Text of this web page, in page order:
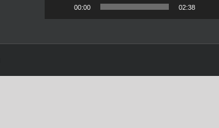
00:00 02:38